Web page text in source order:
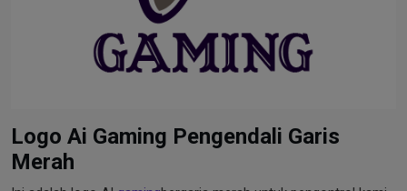
Logo Ai Gaming Pengendali Garis
Merah